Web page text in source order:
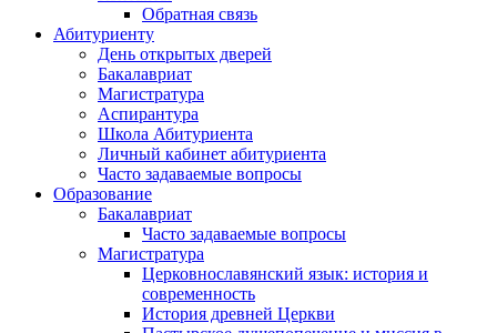
Обратная связь
Абитуриенту
День открытых дверей
Бакалавриат
Магистратура
Аспирантура
Школа Абитуриента
Личный кабинет абитуриента
Часто задаваемые вопросы
Образование
Бакалавриат
Часто задаваемые вопросы
Магистратура
Церковнославянский язык: история и
современность
История древней Церкви